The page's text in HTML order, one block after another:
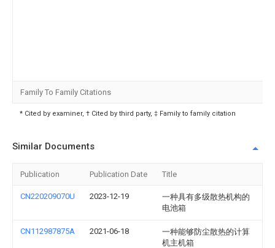
Family To Family Citations
* Cited by examiner, † Cited by third party, ‡ Family to family citation
Similar Documents
Publication Publication Date Title
CN220209070U 2023-12-19
一种具有多级散热机构的
电池箱
CN112987875A 2021-06-18
一种能够防尘散热的计算
机主机箱